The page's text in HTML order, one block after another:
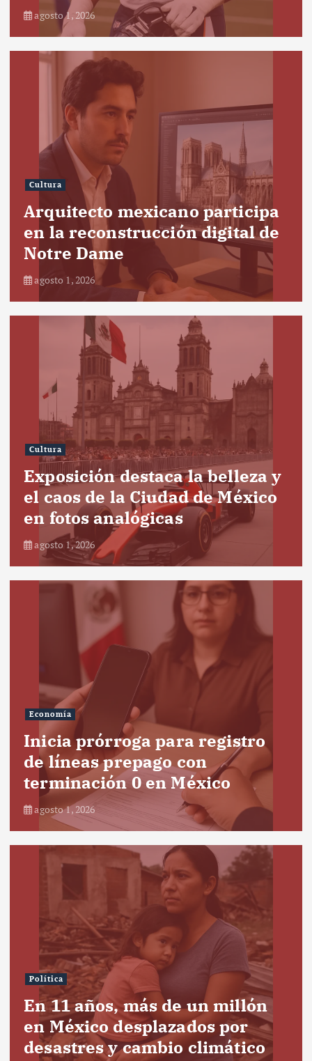
agosto 1, 2026
Cultura
Arquitecto mexicano participa
en la reconstrucción digital de
Notre Dame
agosto 1, 2026
Cultura
Exposición destaca la belleza y
el caos de la Ciudad de México
en fotos analógicas
agosto 1, 2026
Economía
Inicia prórroga para registro
de líneas prepago con
terminación 0 en México
agosto 1, 2026
Política
En 11 años, más de un millón
en México desplazados por
desastres y cambio climático